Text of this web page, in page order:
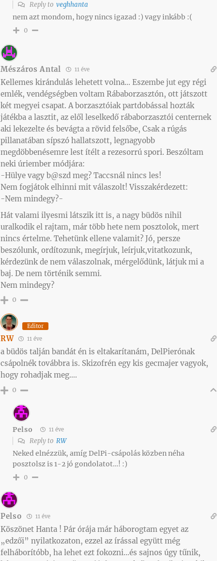
Reply to veghhanta
nem azt mondom, hogy nincs igazad :) vagy inkább :(
0
Mészáros Antal 11 éve
Kellemes kirándulás lehetett volna… Eszembe jut egy régi
emlék, vendégségben voltam Rábaborzasztón, ott játszott
két megyei csapat. A borzasztóiak partdobással hozták
játékba a lasztit, az elől leselkedő rábaborzasztói centernek
aki lekezelte és bevágta a rövid felsőbe, Csak a rúgás
pillanatában sípszó hallatszott, legnagyobb
megdöbbenésemre lest ítélt a rezesorrú spori. Beszóltam
neki úriember módjára:
-Hülye vagy b@szd meg? Taccsnál nincs les!
Nem fogjátok elhinni mit válaszolt! Visszakérdezett:
-Nem mindegy?-
Hát valami ilyesmi látszik itt is, a nagy büdös nihil
uralkodik el rajtam, már több hete nem posztolok, mert
nincs értelme. Tehetünk ellene valamit? Jó, persze
beszólunk, ordítozunk, megírjuk, leírjuk,vitatkozunk,
kérdezünk de nem válaszolnak, mérgelődünk, látjuk mi a
baj. De nem történik semmi.
Nem mindegy?
0
Editor
RW 11 éve
a büdös talján bandát én is eltakarítanám, DelPierónak
csápolnék továbbra is. Skizofrén egy kis gecmajer vagyok,
hogy rohadjak meg….
0
Pelso 11 éve
Reply to RW
Neked elnézzük, amíg DelPi-csápolás közben néha
posztolsz is 1-2 jó gondolatot…! :)
0
Pelso 11 éve
Köszönet Hanta ! Pár órája már háborogtam egyet az
„edzői” nyilatkozaton, ezzel az írással együtt még
felháborítóbb, ha lehet ezt fokozni…és sajnos úgy tűnik,